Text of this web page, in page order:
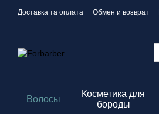
Перейти к основному контенту
Доставка та оплата Обмен и возврат
Волосы
Косметика для
бороды